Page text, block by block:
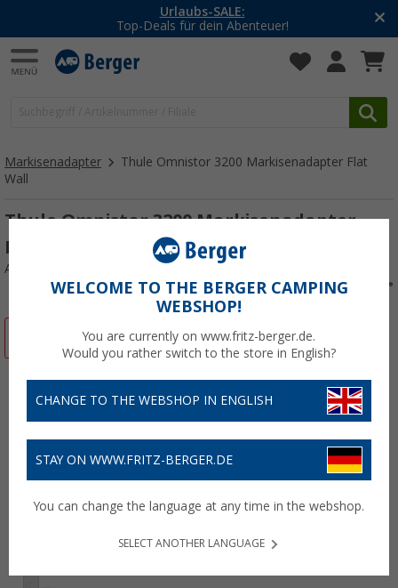
Urlaubs-SALE:
Top-Deals für dein Abenteuer!
Markisenadapter
Thule Omnistor 3200 Markisenadapter Flat
Wall
Thule Omnistor 3200 Markisenadapter
Flat Wall
Art.-Nr.: 307490
WELCOME TO THE BERGER CAMPING
WEBSHOP!
You are currently on www.fritz-berger.de.
Would you rather switch to the store in English?
CHANGE TO THE WEBSHOP IN ENGLISH
STAY ON WWW.FRITZ-BERGER.DE
You can change the language at any time in the webshop.
SELECT ANOTHER LANGUAGE